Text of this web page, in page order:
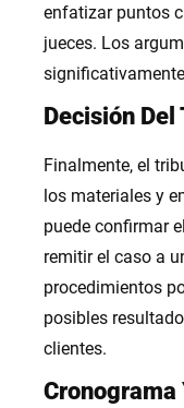
enfatizar puntos
jueces. Los
Decisión
Finalmente, el
los materiales y
puede confirmar
remitir el caso a
procedimientos
posibles
clientes.
Cronograma